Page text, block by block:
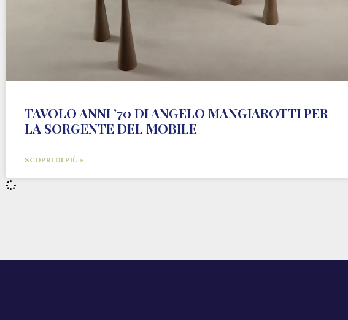
TAVOLO ANNI ’70 DI ANGELO MANGIAROTTI PER
LA SORGENTE DEL MOBILE
SCOPRI DI PIÙ »